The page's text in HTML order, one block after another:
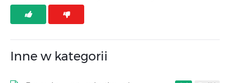
Inne w kategorii